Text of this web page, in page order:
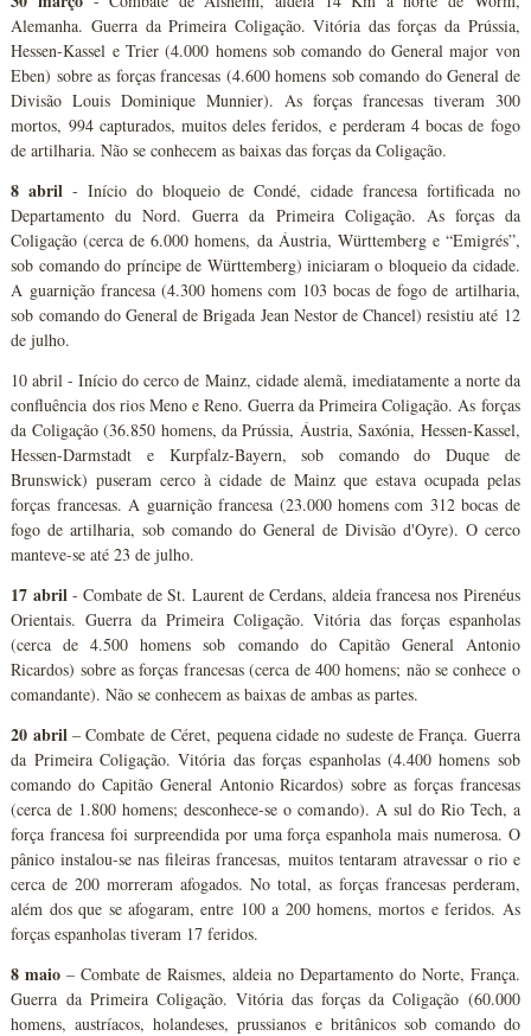
Alemanha. Guerra da Primeira Coligação. Vitória das forças da Prússia,
Hessen-Kassel e Trier (4.000 homens sob comando do General major von
Eben) sobre as forças francesas (4.600 homens sob comando do General de
Divisão Louis Dominique Munnier). As forças francesas tiveram 300
mortos, 994 capturados, muitos deles feridos, e perderam 4 bocas de fogo
de artilharia. Não se conhecem as baixas das forças da Coligação.
8 abril - Início do bloqueio de Condé, cidade francesa fortificada no
Departamento du Nord. Guerra da Primeira Coligação. As forças da
Coligação (cerca de 6.000 homens, da Áustria, Württemberg e “Emigrés”,
sob comando do príncipe de Württemberg) iniciaram o bloqueio da cidade.
A guarnição francesa (4.300 homens com 103 bocas de fogo de artilharia,
sob comando do General de Brigada Jean Nestor de Chancel) resistiu até 12
de julho.
10 abril - Início do cerco de Mainz, cidade alemã, imediatamente a norte da
confluência dos rios Meno e Reno. Guerra da Primeira Coligação. As forças
da Coligação (36.850 homens, da Prússia, Áustria, Saxónia, Hessen-Kassel,
Hessen-Darmstadt e Kurpfalz-Bayern, sob comando do Duque de
Brunswick) puseram cerco à cidade de Mainz que estava ocupada pelas
forças francesas. A guarnição francesa (23.000 homens com 312 bocas de
fogo de artilharia, sob comando do General de Divisão d'Oyre). O cerco
manteve-se até 23 de julho.
17 abril- Combate de St. Laurent de Cerdans, aldeia francesa nos Pirenéus
Orientais. Guerra da Primeira Coligação. Vitória das forças espanholas
(cerca de 4.500 homens sob comando do Capitão General Antonio
Ricardos) sobre as forças francesas (cerca de 400 homens; não se conhece o
comandante). Não se conhecem as baixas de ambas as partes.
20 abril– Combate de Céret, pequena cidade no sudeste de França. Guerra
da Primeira Coligação. Vitória das forças espanholas (4.400 homens sob
comando do Capitão General Antonio Ricardos) sobre as forças francesas
(cerca de 1.800 homens; desconhece-se o comando). A sul do Rio Tech, a
força francesa foi surpreendida por uma força espanhola mais numerosa. O
pânico instalou-se nas fileiras francesas, muitos tentaram atravessar o rio e
cerca de 200 morreram afogados. No total, as forças francesas perderam,
além dos que se afogaram, entre 100 a 200 homens, mortos e feridos. As
forças espanholas tiveram 17 feridos.
8 maio – Combate de Raismes, aldeia no Departamento do Norte, França.
Guerra da Primeira Coligação. Vitória das forças da Coligação (60.000
homens, austríacos, holandeses, prussianos e britânicos sob comando do